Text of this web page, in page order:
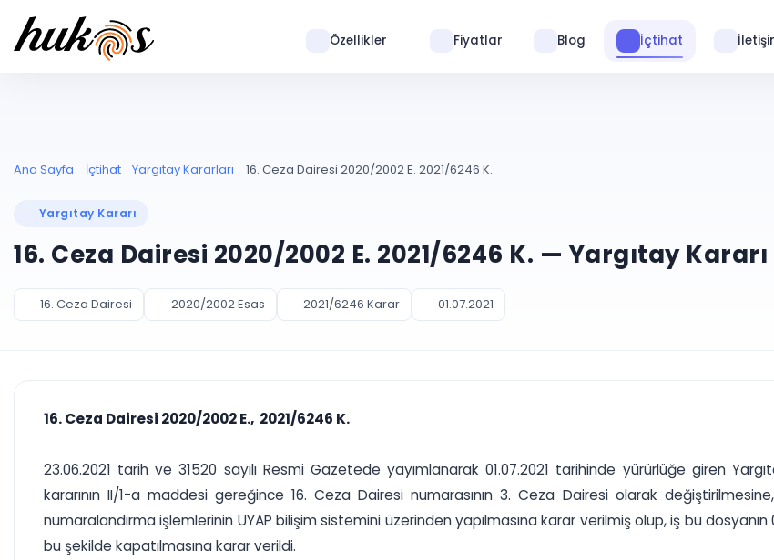
Özellikler Fiyatlar Blog İçtihat
Ana Sayfa İçtihat Yargıtay Kararları 16. Ceza Dairesi 2020/2002 E. 2021/6246 K.
Yargıtay Kararı
16. Ceza Dairesi 2020/2002 E. 2021/6246 K. — Yargıtay Kararı
16. Ceza Dairesi 2020/2002 Esas 2021/6246 Karar 01.07.2021
16. Ceza Dairesi 2020/2002 E., 2021/6246 K.
23.06.2021 tarih ve 31520 sayılı Resmi Gazetede yayımlanarak 01.07.2021 tarihinde yürürlüğe giren
kararının II/1-a maddesi gereğince 16. Ceza Dairesi numarasının 3. Ceza Dairesi olarak
numaralandırma işlemlerinin UYAP bilişim sistemini üzerinden yapılmasına karar verilmiş olup, iş bu
bu şekilde kapatılmasına karar verildi.